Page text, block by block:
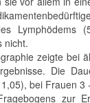
Lymphödems
nicht.
zeigte bei
Die
bei Frauen 3
zur